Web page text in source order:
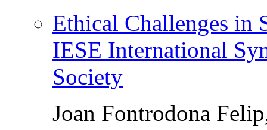
Ethical Challenges in
IESE International
Society
Joan Fontrodona